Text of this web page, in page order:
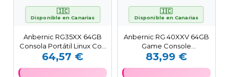
🇮🇨
Disponible en Canarias
Anbernic RG35XX 64GB
Consola Portátil Linux Con
Pantalla 3.5"
64,57 €
🇮🇨
Disponible en Canarias
Anbernic RG 40XXV 64GB
Game Console
Transparent Black
83,99 €